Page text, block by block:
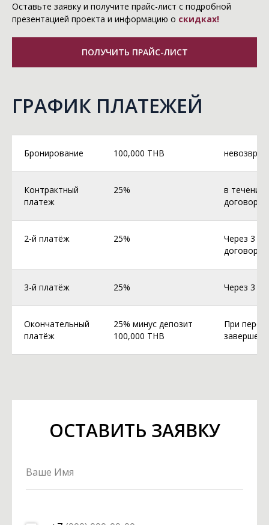
Оставьте заявку и получите прайс-лист с подробной
презентацией проекта и информацию о скидках!
ПОЛУЧИТЬ ПРАЙС-ЛИСТ
ГРАФИК ПЛАТЕЖЕЙ
Бронирование 100,000 THB
Контрактный
платеж
25%
в течение
договора
2-й платёж 25%
Через 3
договора
3-й платёж 25% Через 3
Окончательный
платёж
25% минус депозит
100,000 THB
При
ОСТАВИТЬ ЗАЯВКУ